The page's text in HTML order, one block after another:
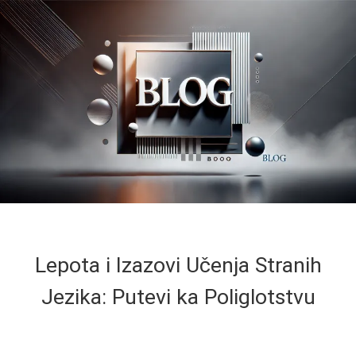
Lepota i Izazovi Učenja Stranih
Jezika: Putevi ka Poliglotstvu